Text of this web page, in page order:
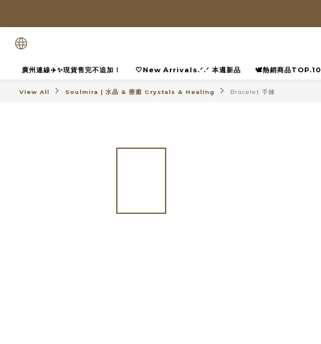
廣州連線✈️✨現貨售完不追加！ 🤍New Arrivals.ᐟ.ᐟ 本週新品 🕊️熱銷商品TOP.10
View All Soulmira | 水晶 & 療癒 Crystals & Healing Bracelet 手鍊